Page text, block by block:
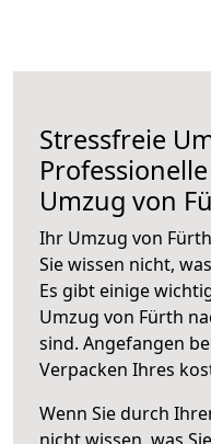
Stressfreie
Umzug von
Ihr Umzug von
Sie wissen nicht,
Es gibt einige
Umzug von Fürth
sind. Angefangen
Verpacken Ihres
Wenn Sie durch